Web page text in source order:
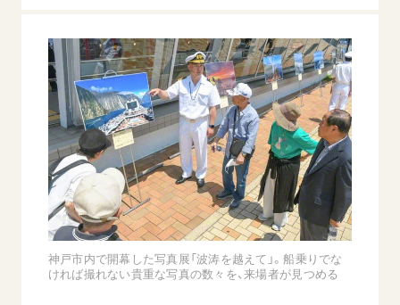
聖典
日蓮大聖人の仏法（教学入門）
釈尊～法華経
日蓮大聖人
創価学会の三代会長
初代会長・牧口常三郎先生
第2代会長・戸田城聖先生
第3代会長・池田大作先生
座談会
仏法を学ぶ
仏法を語る
主な行事
年間の活動について
友人葬
彼岸
「平和の文化」を構築
核兵器の廃絶に向け連帯を拡大
「人権文化」「ジェンダー平等」を促進
「持続可能な開発目標（SDGs）」の取り組み
人道支援
音楽活動
展示活動
教育本部の活動
世界の創価学会
各国ウェブサイト
世界の創価学会の歴史
基本情報
創価学会 会憲
創価学会 会則
創価学会 社会憲章
組織・機構
会長・理事長・各部長の紹介
会員サポート
座談会御書ｅ講義
御書検索［新版］
関連リンク
創価学会総本部
神戸市内で開幕した写真展「波涛を越えて」。船乗りでな
ければ撮れない貴重な写真の数々を、来場者が見つめる